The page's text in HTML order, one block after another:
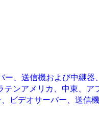
、送信機および中継
ンアメリカ、中東、
ビデオサーバー、送信